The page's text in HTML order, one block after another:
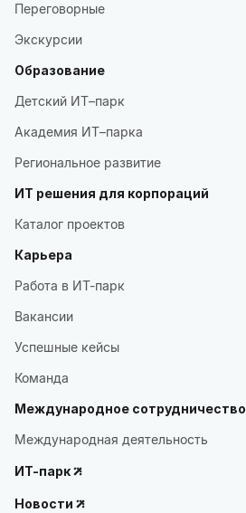
Переговорные
Экскурсии
Образование
Детский ИТ–парк
Академия ИТ–парка
Региональное развитие
ИТ решения для корпораций
Каталог проектов
Карьера
Работа в ИТ-парк
Вакансии
Успешные кейсы
Команда
Международное сотрудничество
Международная деятельность
ИТ-парк
Новости